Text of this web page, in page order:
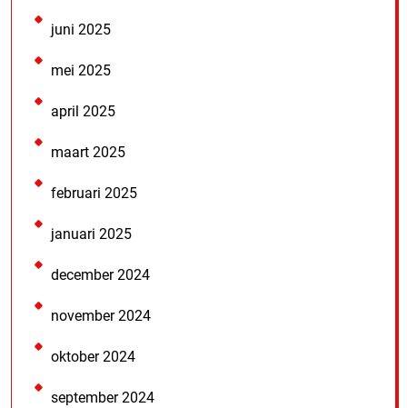
juni 2025
mei 2025
april 2025
maart 2025
februari 2025
januari 2025
december 2024
november 2024
oktober 2024
september 2024